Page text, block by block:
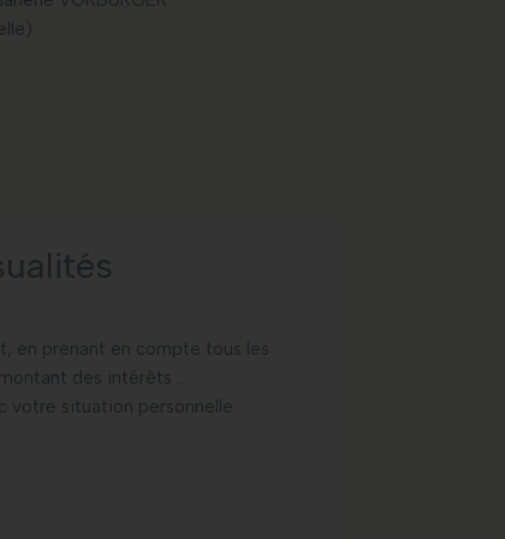
en prenant en compte tous les
des intérêts …
votre situation personnelle.